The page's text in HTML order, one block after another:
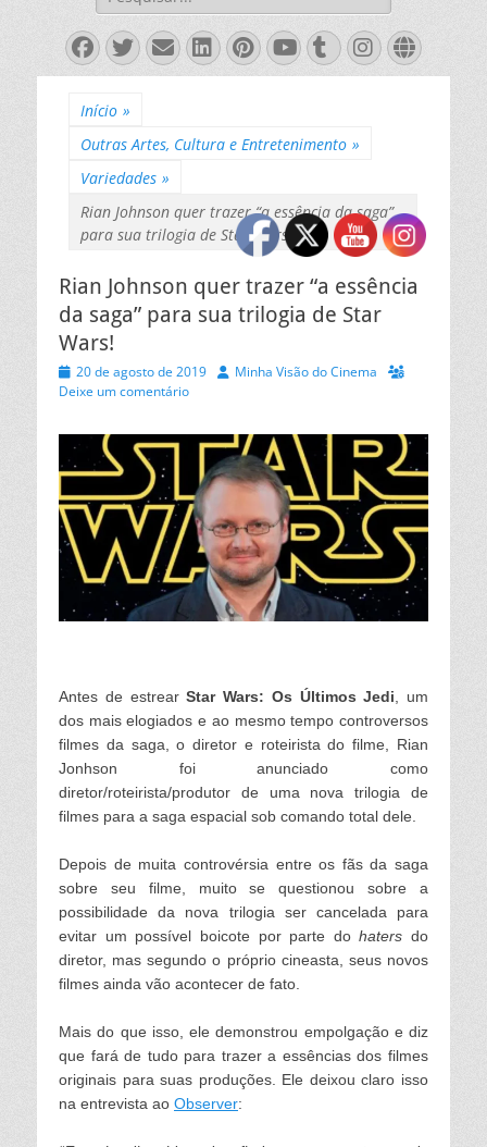
por:
Facebook
Twitter
EmailLinkedIn
Pinterest
YouTube
Tumblr
Início »
Outras Artes, Cultura e Entretenimento »
Variedades »
Rian Johnson quer trazer “a essência da saga”
para sua trilogia de Star Wars!
Rian Johnson quer trazer “a essência
da saga” para sua trilogia de Star
Wars!
Posted
on
20 de agosto de 2019 AutorMinha Visão do Cinema
Deixe um comentário
Antes de estrearStar Wars: Os Últimos Jedi , um
dos mais elogiados e ao mesmo tempo controversos
filmes da saga, o diretor e roteirista do filme, Rian
Jonhson foi anunciado como
diretor/roteirista/produtor de uma nova trilogia de
filmes para a saga espacial sob comando total dele.
Depois de muita controvérsia entre os fãs da saga
sobre seu filme, muito se questionou sobre a
possibilidade da nova trilogia ser cancelada para
evitar um possível boicote por parte dohaters do
diretor, mas segundo o próprio cineasta, seus novos
filmes ainda vão acontecer de fato.
Mais do que isso, ele demonstrou empolgação e diz
que fará de tudo para trazer a essências dos filmes
originais para suas produções. Ele deixou claro isso
na entrevista ao Observer: